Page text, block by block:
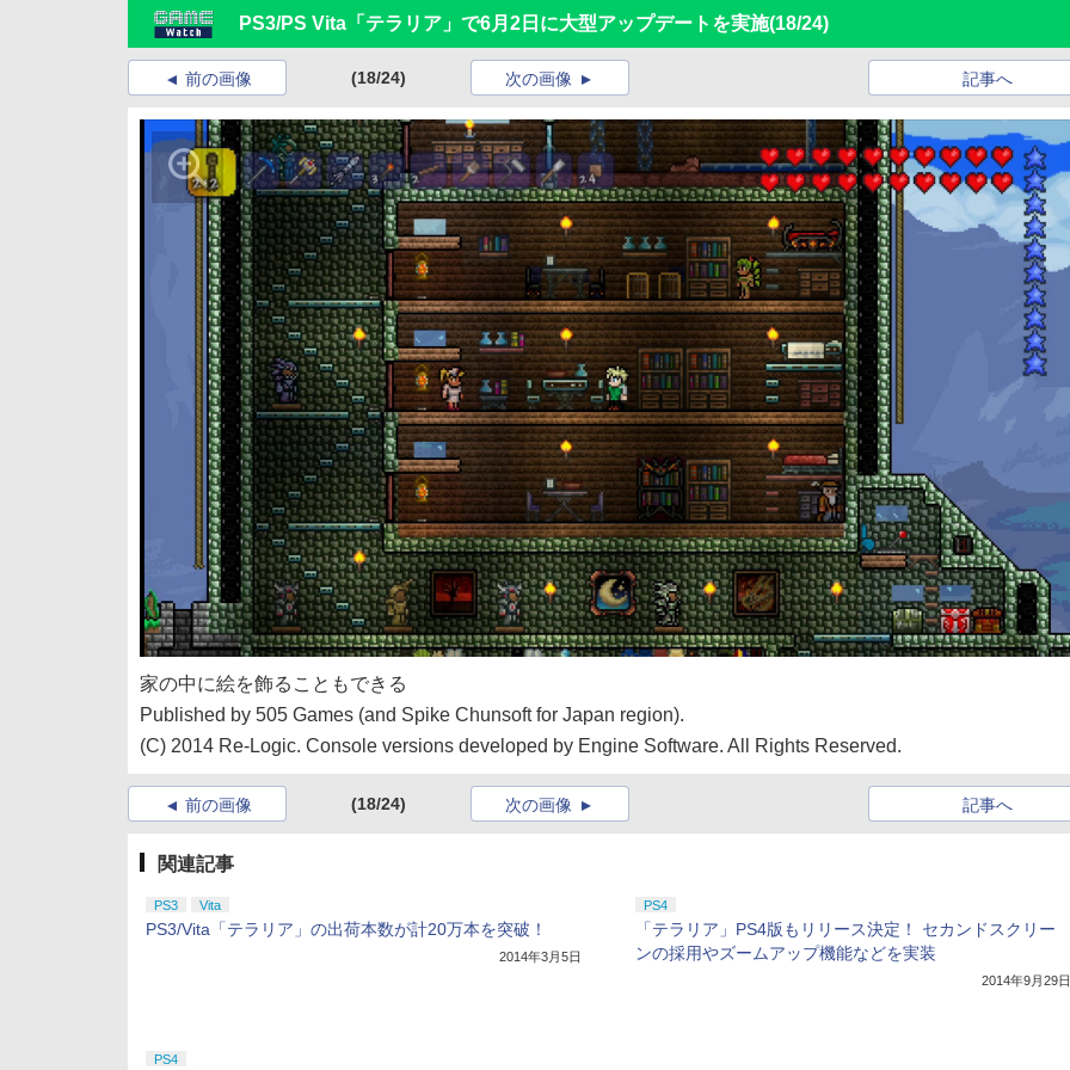
PS3/PS Vita「テラリア」で6月2日に大型アップデートを実施(18/24)
前の画像 (18/24) 記事へ
次の画像
家の中に絵を飾ることもできる
Published by 505 Games (and Spike Chunsoft for Japan region).
(C) 2014 Re-Logic. Console versions developed by Engine Software. All Rights Reserved.
前の画像 (18/24) 記事へ
次の画像
関連記事
PS3 Vita
PS3/Vita「テラリア」の出荷本数が計20万本を突破！
2014年3月5日
PS4
「テラリア」PS4版もリリース決定！ セカンドスクリー
ンの採用やズームアップ機能などを実装
2014年9月29日
PS4